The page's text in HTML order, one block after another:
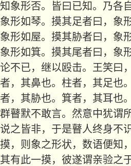
知象形否。皆曰已知。乃各
象形如琴。摸其足者曰，象
象形如屋。摸其胁者曰，象
象形如箕。摸其尾者曰，象
论不已，继以殴击。王笑曰
者，其鼻也。柱者，其足也
者，其胁也。箕者，其耳也
群瞽默不敢言。然意中犹谓
说之皆非，于是瞽人终身不
摸，则象之形状，数语便知
其有此一摸，彼遂谓亲验之